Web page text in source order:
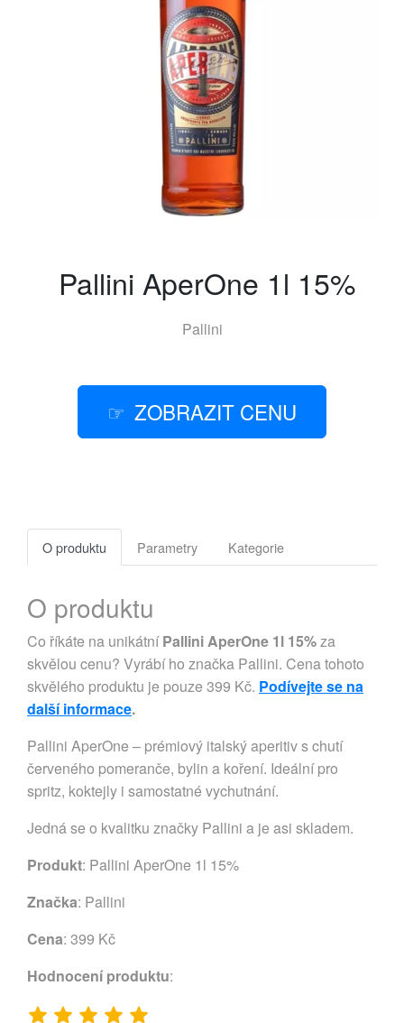
Pallini AperOne 1l 15%
Pallini
ZOBRAZIT CENU
O produktu Parametry Kategorie
O produktu
Co říkáte na unikátníPallini AperOne 1l 15%za
skvělou cenu? Vyrábí ho značka Pallini. Cena tohoto
skvělého produktu je pouze 399 Kč. Podívejte se na
další informace.
Pallini AperOne – prémiový italský aperitiv s chutí
červeného pomeranče, bylin a koření. Ideální pro
spritz, koktejly i samostatné vychutnání.
Jedná se o kvalitku značky Pallini a je asi skladem.
Produkt: Pallini AperOne 1l 15%
Značka: Pallini
Cena: 399 Kč
Hodnocení produktu: